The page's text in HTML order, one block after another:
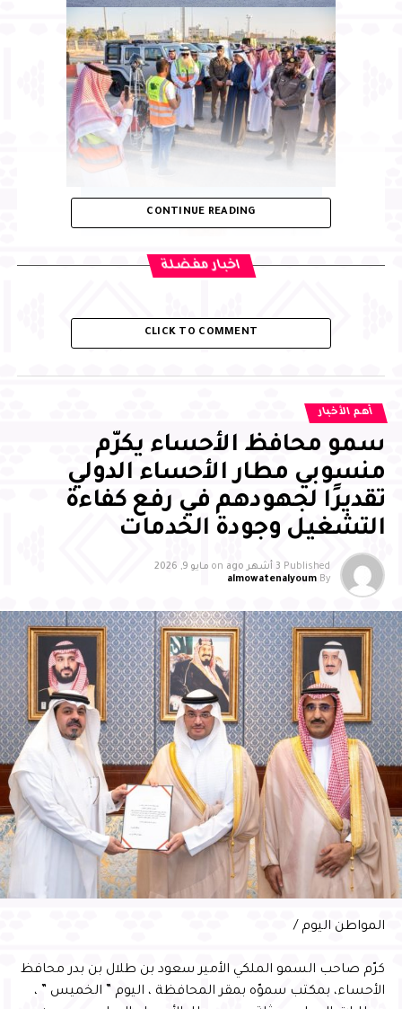
متابعة المواطن اليوم /
أطلع صاحب السمو الملكي الأمير سعود بن طلال بن بدر محافظ
الأحساء يوم ” الأحد” ، على جهود إدارة الدفاع المدني بالأحساء
بالتعاون مع عدة فرق تطوعية ، وذلك بحضور مدير إدارة الدفاع
المدني بالمحافظة العميد الدكتور دهام الجبلي وتجول سموّه على
اركان الدفاع المدني والفرق التطوعية والتي تتضمن معدات
الغوص وحالات البحث والانقاذ ، مستمعاً سموّه لشرح عن جهود
الدفاع المدني وجاهزية الاستعدادات لمواجهة اي حالة طارئ
وخطوات مباشرتها بالشكل المطلوب ، مشيداً سموّه بالجهود
المقدمة من الدفاع المدني والتعاون مع الفرق التطوعية في
اعمال البحث والأنقاذ و القيام بجهودهم عند وقوع الحوادث
وأعمال التوعية التي تتم عبر الوسائل المختلفة والجولات
الميدانية للتأكد من تطبيق إجراءات الأمن والسلامةوشارك من
الفرق التطوعية مع الدفاع المدني فريق فزعة للبحث والانقاذ
وفريق المحترفون للبحث والانقاذ ، وفريق وإنجاد للبحث والانقاذ ،
وفريق فرسان الشرقية للبحث والانقاذ
CONTINUE READING
اخبار مفضلة
CLICK TO COMMENT
أهم الأخبار
سمو محافظ الأحساء يكرّم
منسوبي مطار الأحساء الدولي
تقديرًا لجهودهم في رفع كفاءة
التشغيل وجودة الخدمات
Published 3 أشهر ago on مايو 9, 2026
By
almowatenalyoum
المواطن اليوم /
كرّم صاحب السمو الملكي الأمير سعود بن طلال بن بدر محافظ
الأحساء، بمكتب سموّه بمقر المحافظة ، اليوم ” الخميس ” ،